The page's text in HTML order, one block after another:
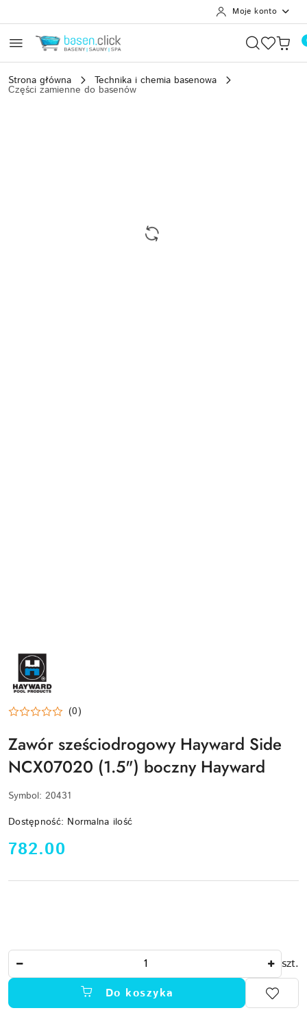
Moje konto
Strona główna Technika i chemia basenowa
Części zamienne do basenów
HAYWARD-
LOGO
(0)
Zawór sześciodrogowy Hayward Side
NCX07020 (1.5") boczny Hayward
Symbol: 20431
Dostępność: Normalna ilość
cena:
782.00
szt.
Do koszyka